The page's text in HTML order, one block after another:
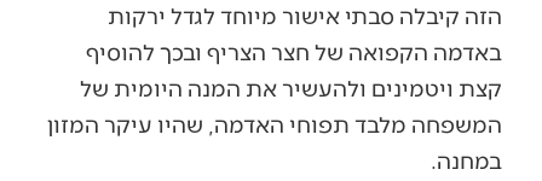
הזה קיבלה סבתי אישור מיוחד לגדל ירקות
באדמה הקפואה של חצר הצריף ובכך להוסיף
קצת ויטמינים ולהעשיר את המנה היומית של
המשפחה מלבד תפוחי האדמה, שהיו עיקר המזון
במחנה.